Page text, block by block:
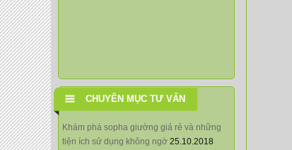
CHUYÊN MỤC TƯ VẤN
Khám phá sopha giường giá rẻ và những
tiện ích sử dụng không ngờ 25.10.2018